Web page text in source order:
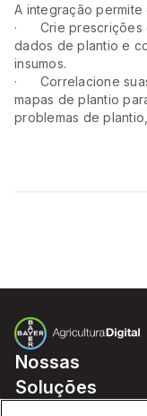
A integração
· Crie prescrições
dados de plantio e
insumos.
· Correlacione
mapas de plantio
problemas de
Nossas
Soluções